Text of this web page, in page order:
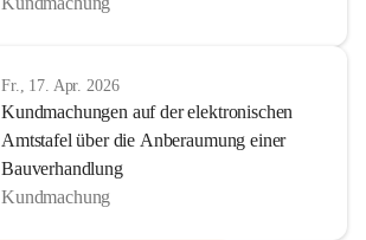
Fr., 17. Apr. 2026
Kundmachungen auf der elektronischen
Amtstafel über die Anberaumung einer
Bauverhandlung
Kundmachung